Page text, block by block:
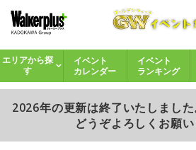
エリアから探
す
イベント
カレンダー
イベント
ランキング
2026年の更新は終了いたしまし
どうぞよろしくお願い